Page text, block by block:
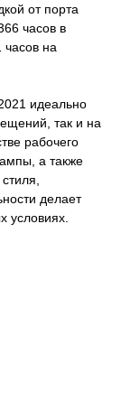
от порта
часов в
на
идеально
так и на
рабочего
а также
делает
условиях.